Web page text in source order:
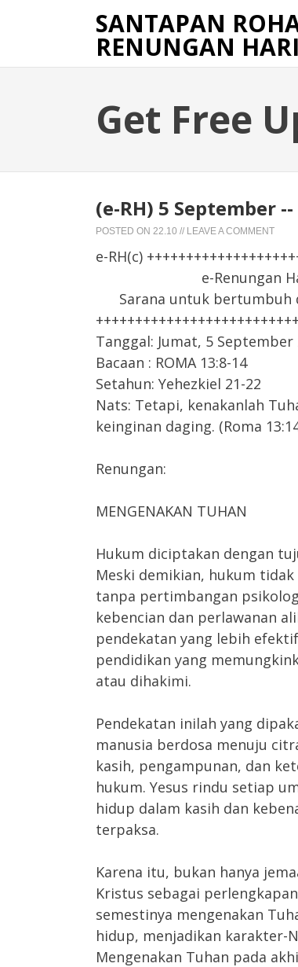
SANTAPAN
RENUNGAN
Get Free
(e-RH) 5 September
POSTED ON 22.10 // LEAVE A COMMENT
e-RH(c)
e-Renungan
Sarana untuk bertumbuh
Tanggal: Jumat, 5 September
Bacaan : ROMA 13:8-14
Setahun: Yehezkiel 21-22
Nats: Tetapi, kenakanlah
keinginan daging. (Roma
Renungan:
MENGENAKAN TUHAN
Hukum diciptakan dengan
Meski demikian, hukum
tanpa pertimbangan
kebencian dan perlawanan
pendekatan yang lebih
pendidikan yang
atau dihakimi.
Pendekatan inilah yang
manusia berdosa menuju
kasih, pengampunan, dan
hukum. Yesus rindu setiap
hidup dalam kasih dan
terpaksa.
Karena itu, bukan hanya
Kristus sebagai
semestinya mengenakan
hidup, menjadikan karakter-
Mengenakan Tuhan pada